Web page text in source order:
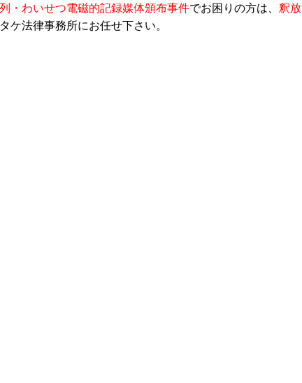
・わいせつ電磁的記録媒体頒布事件でお困りの方は、 釈放
ケ法律事務所にお任せ下さい。